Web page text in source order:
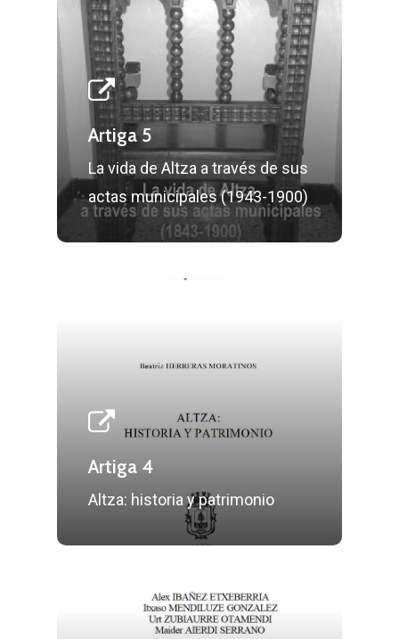
Artiga 5
La vida de Altza a través de sus
actas municipales (1943-1900)
Artiga 4
Altza: historia y patrimonio